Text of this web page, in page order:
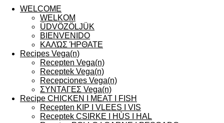
WELCOME
WELKOM
ÜDVÖZÖLJÜK
BIENVENIDO
ΚΑΛΏΣ ΉΡΘΑΤΕ
Recipes Vega(n)
Recepten Vega(n)
Receptek Vega(n)
Recepciones Vega(n)
ΣΥΝΤΑΓΕΣ Vega(n)
Recipe CHICKEN I MEAT I FISH
Recepten KIP I VLEES I VIS
Receptek CSIRKE I HÙS I HAL